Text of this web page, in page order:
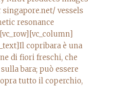
singapore.net/ vessels
resonance
copribara è una
di fiori freschi, che
bara; può essere
tutto il coperchio,